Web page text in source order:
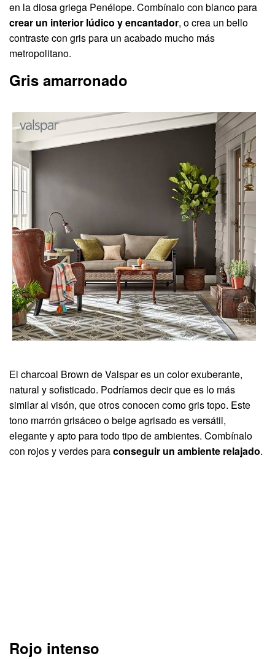
en la diosa griega Penélope. Combínalo con blanco para
crear un interior lúdico y encantador, o crea un bello
contraste con gris para un acabado mucho más
metropolitano.
Gris amarronado
El charcoal Brown de Valspar es un color exuberante,
natural y sofisticado. Podríamos decir que es lo más
similar al visón, que otros conocen como gris topo. Este
tono marrón grisáceo o beige agrisado es versátil,
elegante y apto para todo tipo de ambientes. Combínalo
con rojos y verdes paraconseguir un ambiente relajado.
Rojo intenso